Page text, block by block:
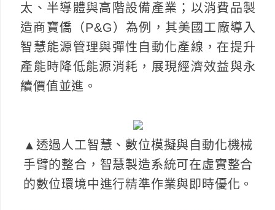
太、半導體與高階設備產業；以消費品製
造商寶僑（P&G）為例，其美國工廠導入
智慧能源管理與彈性自動化產線，在提升
產能時降低能源消耗，展現經濟效益與永
續價值並進。
▲透過人工智慧、數位模擬與自動化機械
手臂的整合，智慧製造系統可在虛實整合
的數位環境中進行精準作業與即時優化。